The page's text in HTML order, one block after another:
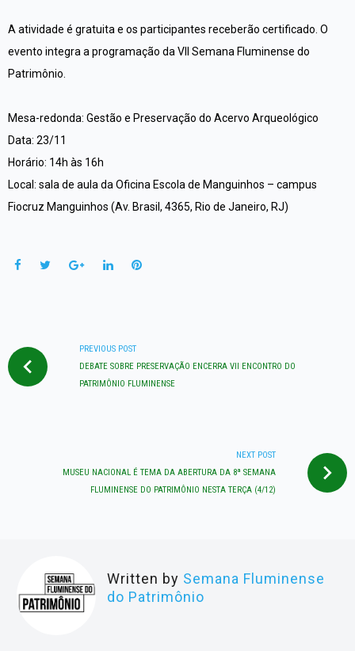
A atividade é gratuita e os participantes receberão certificado. O
evento integra a programação da VII Semana Fluminense do
Patrimônio.
Mesa-redonda: Gestão e Preservação do Acervo Arqueológico
Data: 23/11
Horário: 14h às 16h
Local: sala de aula da Oficina Escola de Manguinhos – campus
Fiocruz Manguinhos (Av. Brasil, 4365, Rio de Janeiro, RJ)
DE
POST
PREVIOUS POST
DEBATE SOBRE PRESERVAÇÃO ENCERRA VII ENCONTRO DO
PATRIMÔNIO FLUMINENSE
NEXT POST
MUSEU NACIONAL É TEMA DA ABERTURA DA 8ª SEMANA
FLUMINENSE DO PATRIMÔNIO NESTA TERÇA (4/12)
Written by Semana Fluminense
do Patrimônio